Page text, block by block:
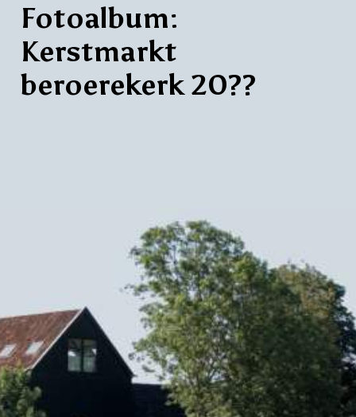
Fotoalbum:
Kerstmarkt
beroerekerk 20??